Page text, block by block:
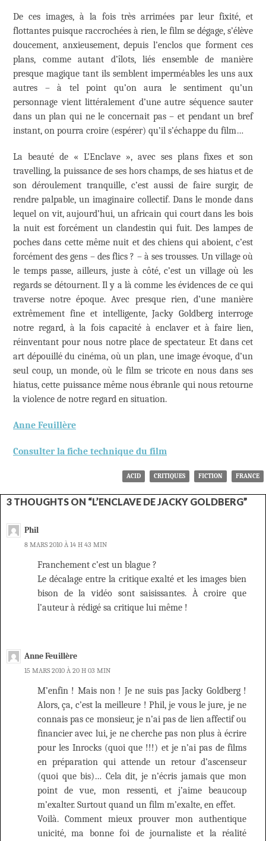
De ces images, à la fois très arrimées par leur fixité, et
flottantes puisque raccrochées à rien, le film se dégage, s’élève
doucement, anxieusement, depuis l’enclos que forment ces
plans, comme autant d’îlots, liés ensemble de manière
presque magique tant ils semblent imperméables les uns aux
autres – à tel point qu’on aura le sentiment qu’un
personnage vient littéralement d’une autre séquence sauter
dans un plan qui ne le concernait pas – et pendant un bref
instant, on pourra croire (espérer) qu’il s’échappe du film…
La beauté de « L’Enclave », avec ses plans fixes et son
travelling, la puissance de ses hors champs, de ses hiatus et de
son déroulement tranquille, c’est aussi de faire surgir, de
rendre palpable, un imaginaire collectif. Dans le monde dans
lequel on vit, aujourd’hui, un africain qui court dans les bois
la nuit est forcément un clandestin qui fuit. Des lampes de
poches dans cette même nuit et des chiens qui aboient, c’est
forcément des gens – des flics ? – à ses trousses. Un village où
le temps passe, ailleurs, juste à côté, c’est un village où les
regards se détournent. Il y a là comme les évidences de ce qui
traverse notre époque. Avec presque rien, d’une manière
extrêmement fine et intelligente, Jacky Goldberg interroge
notre regard, à la fois capacité à enclaver et à faire lien,
réinventant pour nous notre place de spectateur. Et dans cet
art dépouillé du cinéma, où un plan, une image évoque, d’un
seul coup, un monde, où le film se tricote en nous dans ses
hiatus, cette puissance même nous ébranle qui nous retourne
la violence de notre regard en situation.
Anne Feuillère
Consulter la fiche technique du film
ACID CRITIQUES FICTION FRANCE
3 THOUGHTS ON “L’ENCLAVE DE JACKY GOLDBERG”
Phil
8 MARS 2010 À 14 H 43 MIN
Franchement c’est un blague ?
Le décalage entre la critique exalté et les images bien
bison de la vidéo sont saisissantes. À croire que
l’auteur à rédigé sa critique lui même !
Anne Feuillère
15 MARS 2010 À 20 H 03 MIN
M’enfin ! Mais non ! Je ne suis pas Jacky Goldberg !
Alors, ça, c’est la meilleure ! Phil, je vous le jure, je ne
connais pas ce monsieur, je n’ai pas de lien affectif ou
financier avec lui, je ne cherche pas non plus à écrire
pour les Inrocks (quoi que !!!) et je n’ai pas de films
en préparation qui attende un retour d’ascenseur
(quoi que bis)… Cela dit, je n’écris jamais que mon
point de vue, mon ressenti, et j’aime beaucoup
m’exalter. Surtout quand un film m’exalte, en effet.
Voilà. Comment mieux prouver mon authentique
unicité, ma bonne foi de journaliste et la réalité